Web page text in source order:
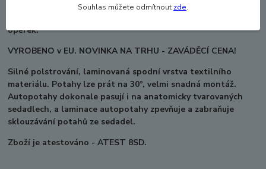
opěrek.
VYROBENO v EU. NOVINKA NA TRHU - ZAVÁDĚCÍ CENA!
Silné polstrování, laminovaná spodní vrstva textilního
materiálu. Potahy lze prát na 30°, velmi snadná montáž.
Autopotahy dokonale pasují i na anatomicky tvarovaných
sedadlech, a laminace autopotahy zpevňuje a zabraňuje
sklouzávání potahů ze sedadel.
Zboží je atestováno - ATEST 8SD.
Souhlas můžete odmítnout zde.